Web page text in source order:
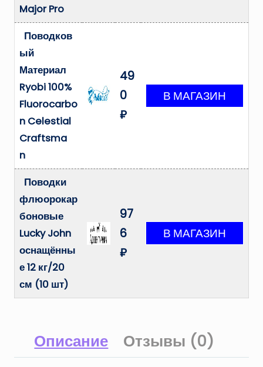
Major Pro
Поводков
ый
Материал
Ryobi 100%
Fluorocarbo
n Celestial
Craftsma
n
49
0
₽
Поводки
флюорокар
боновые
Lucky John
оснащённы
е 12 кг/20
см (10 шт)
97
6
₽
Описание Отзывы (0)